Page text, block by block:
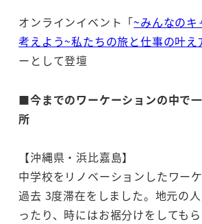
オンラインイベント「~みんなのキ
考えよう~私たちの旅と仕事の叶え
ーとして登壇
■今までのワーケーションの中で
所
【沖縄県・浜比嘉島】
中学校をリノベーションしたワー
過去 3度滞在をしました。地元の
ったり、時にはお裾分けをしても